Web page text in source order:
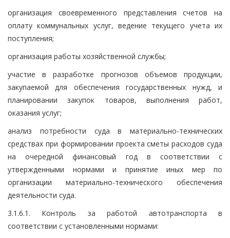
организация своевременного представления счетов на
оплату коммунальных услуг, ведение текущего учета их
поступления;
организация работы хозяйственной службы;
участие в разработке прогнозов объемов продукции,
закупаемой для обеспечения государственных нужд, и
планировании закупок товаров, выполнения работ,
оказания услуг;
анализ потребности суда в материально-технических
средствах при формировании проекта сметы расходов суда
на очередной финансовый год в соответствии с
утвержденными нормами и принятие иных мер по
организации материально-технического обеспечения
деятельности суда.
3.1.6.1. Контроль за работой автотранспорта в
соответствии с установленными нормами: